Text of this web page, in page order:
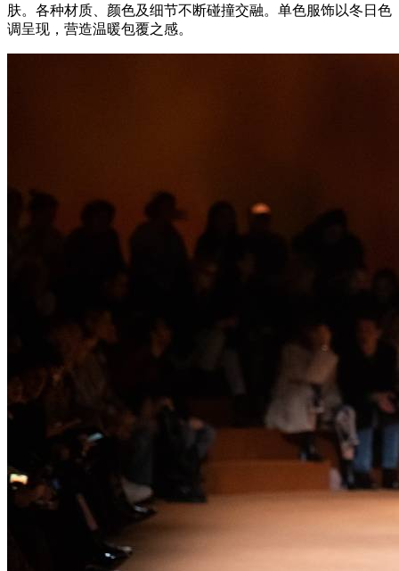
肤。各种材质、颜色及细节不断碰撞交融。单色服饰以冬日色
调呈现，营造温暖包覆之感。